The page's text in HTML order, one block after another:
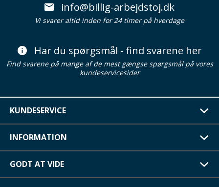
info@billig-arbejdstoj.dk
Vi svarer altid inden for 24 timer på hverdage
Har du spørgsmål - find svarene her
Find svarene på mange af de mest gængse spørgsmål på vores
kundeservicesider
KUNDESERVICE
INFORMATION
GODT AT VIDE